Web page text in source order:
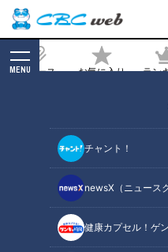
ニュース お気に入り ラン
MENU
チャント！
newsX（ニュース
健康カプセル！ゲ
私たちにできること
2026/05/19 05:58